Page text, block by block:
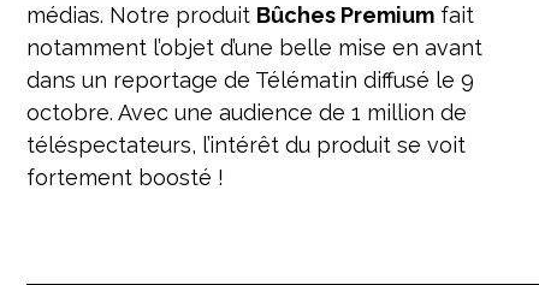
médias. Notre produit Bûches Premium fait
notamment l’objet d’une belle mise en avant
dans un reportage de Télématin diffusé le 9
octobre. Avec une audience de 1 million de
téléspectateurs, l’intérêt du produit se voit
fortement boosté !